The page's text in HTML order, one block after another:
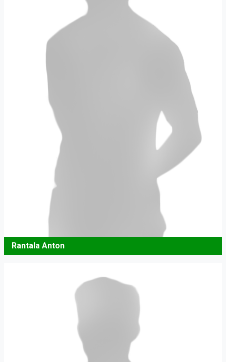
Rantala Anton